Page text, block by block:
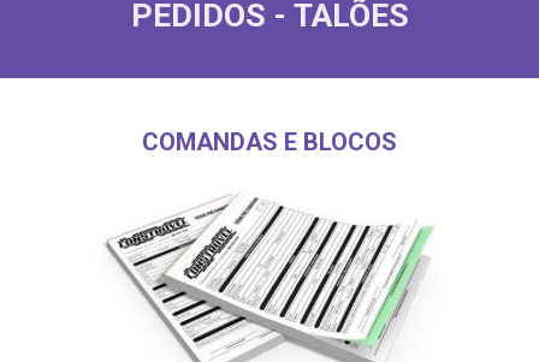
PEDIDOS - TALÕES
COMANDAS E BLOCOS